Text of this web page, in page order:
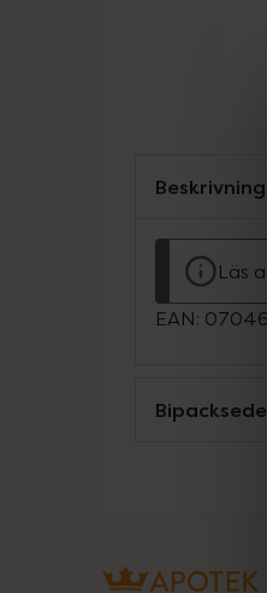
Beskrivning
Läs
EAN: